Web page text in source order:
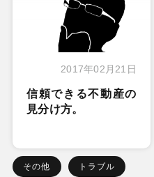
2017年02月21日
信頼できる不動産の
見分け方。
その他 トラブル